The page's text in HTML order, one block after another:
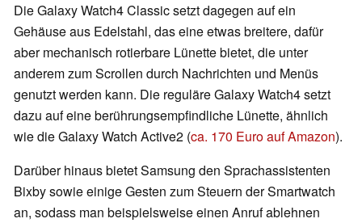
Die Galaxy Watch4 Classic setzt dagegen auf ein
Gehäuse aus Edelstahl, das eine etwas breitere, dafür
aber mechanisch rotierbare Lünette bietet, die unter
anderem zum Scrollen durch Nachrichten und Menüs
genutzt werden kann. Die reguläre Galaxy Watch4 setzt
dazu auf eine berührungsempfindliche Lünette, ähnlich
wie die Galaxy Watch Active2 (ca. 170 Euro auf Amazon).
Darüber hinaus bietet Samsung den Sprachassistenten
Bixby sowie einige Gesten zum Steuern der Smartwatch
an, sodass man beispielsweise einen Anruf ablehnen